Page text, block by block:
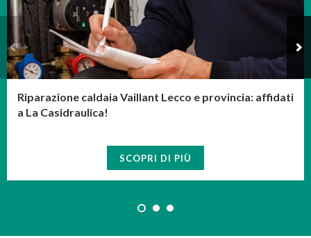
Riparazione caldaia Vaillant Lecco e provincia: affidati
a La Casidraulica!
SCOPRI DI PIÙ